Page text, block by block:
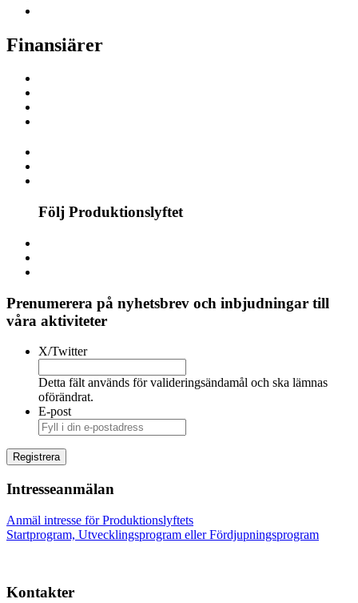
Finansiärer
Följ Produktionslyftet
Prenumerera på nyhetsbrev och inbjudningar till
våra aktiviteter
X/Twitter
Detta fält används för valideringsändamål och ska lämnas
oförändrat.
E-post
Intresseanmälan
Anmäl intresse för Produktionslyftets
Startprogram, Utvecklingsprogram eller Fördjupningsprogram
Kontakter